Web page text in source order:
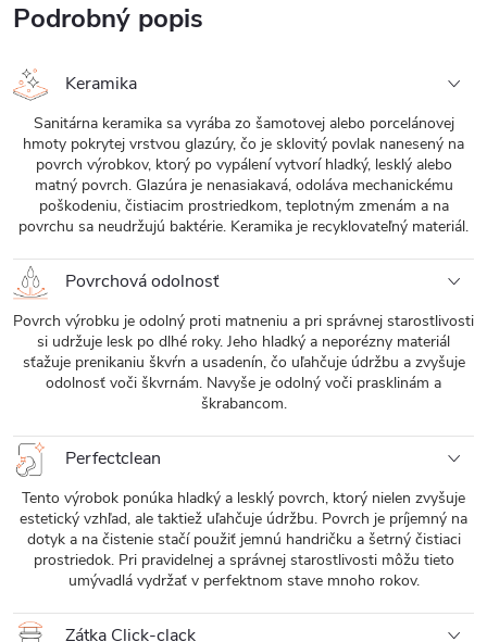
Podrobný popis
Keramika
Sanitárna keramika sa vyrába zo šamotovej alebo porcelánovej
hmoty pokrytej vrstvou glazúry, čo je sklovitý povlak nanesený na
povrch výrobkov, ktorý po vypálení vytvorí hladký, lesklý alebo
matný povrch. Glazúra je nenasiakavá, odoláva mechanickému
poškodeniu, čistiacim prostriedkom, teplotným zmenám a na
povrchu sa neudržujú baktérie. Keramika je recyklovateľný materiál.
Povrchová odolnosť
Povrch výrobku je odolný proti matneniu a pri správnej starostlivosti
si udržuje lesk po dlhé roky. Jeho hladký a neporézny materiál
sťažuje prenikaniu škvŕn a usadenín, čo uľahčuje údržbu a zvyšuje
odolnosť voči škvrnám. Navyše je odolný voči prasklinám a
škrabancom.
Perfectclean
Tento výrobok ponúka hladký a lesklý povrch, ktorý nielen zvyšuje
estetický vzhľad, ale taktiež uľahčuje údržbu. Povrch je príjemný na
dotyk a na čistenie stačí použiť jemnú handričku a šetrný čistiaci
prostriedok. Pri pravidelnej a správnej starostlivosti môžu tieto
umývadlá vydržať v perfektnom stave mnoho rokov.
Zátka Click-clack